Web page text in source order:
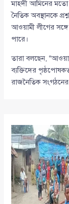
মাহদী আমিনের মতো
নৈতিক অবস্থানকে
আওয়ামী লীগের সঙ্গে
পারে।
তারা বলছেন,
ব্যক্তিদের
রাজনৈতিক সংগঠনের